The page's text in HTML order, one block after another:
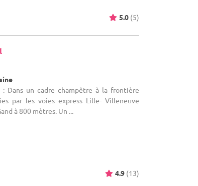
5.0 (5)
Dans un cadre champêtre à la frontière
par les voies express Lille- Villeneuve
à 800 mètres. Un ...
4.9 (13)